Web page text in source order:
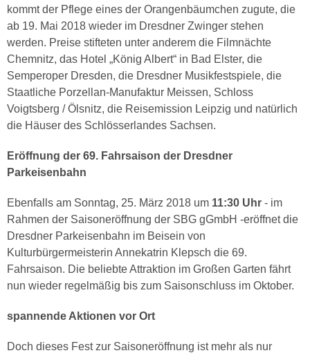
kommt der Pflege eines der Orangenbäumchen zugute, die
ab 19. Mai 2018 wieder im Dresdner Zwinger stehen
werden. Preise stifteten unter anderem die Filmnächte
Chemnitz, das Hotel „König Albert“ in Bad Elster, die
Semperoper Dresden, die Dresdner Musikfestspiele, die
Staatliche Porzellan-Manufaktur Meissen, Schloss
Voigtsberg / Ölsnitz, die Reisemission Leipzig und natürlich
die Häuser des Schlösserlandes Sachsen.
Eröffnung der 69. Fahrsaison der Dresdner
Parkeisenbahn
Ebenfalls am Sonntag, 25. März 2018 um 11:30 Uhr - im
Rahmen der Saisoneröffnung der SBG gGmbH -eröffnet die
Dresdner Parkeisenbahn im Beisein von
Kulturbürgermeisterin Annekatrin Klepsch die 69.
Fahrsaison. Die beliebte Attraktion im Großen Garten fährt
nun wieder regelmäßig bis zum Saisonschluss im Oktober.
spannende Aktionen vor Ort
Doch dieses Fest zur Saisoneröffnung ist mehr als nur